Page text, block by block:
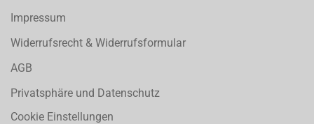
Impressum
Widerrufsrecht & Widerrufsformular
AGB
Privatsphäre und Datenschutz
Cookie Einstellungen